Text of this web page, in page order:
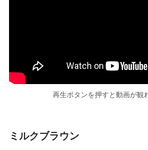
再生ボタンを押すと動画が観
ミルクブラウン